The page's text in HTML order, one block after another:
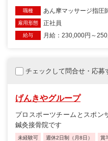
職種 あん摩マッサージ指圧
雇用形態 正社員
給与 月給：230,000円～
チェックして問合せ・応募
げんきやグループ
プロスポーツチームとスポン
鍼灸接骨院です
未経験可 週休2日制（月8日） 賞